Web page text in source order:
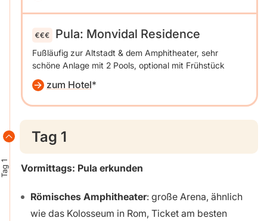
Pula: Monvidal Residence
Fußläufig zur Altstadt & dem Amphitheater, sehr
schöne Anlage mit 2 Pools, optional mit Frühstück
zum Hotel
Tag 1
Tag 1
Vormittags: Pula erkunden
Römisches Amphitheater: große Arena, ähnlich
wie das Kolosseum in Rom, Ticket am besten